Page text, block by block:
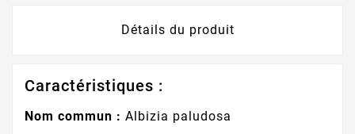
Détails du produit
Caractéristiques :
Nom commun : Albizia paludosa